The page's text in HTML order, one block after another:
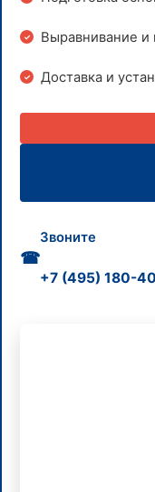
Выравнивание и
Доставка и
☎
Звоните
+7 (495) 180-